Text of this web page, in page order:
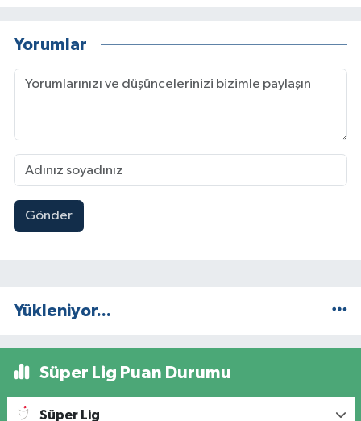
Yorumlar
Gönder
Yükleniyor...
Süper Lig Puan Durumu
Süper Lig